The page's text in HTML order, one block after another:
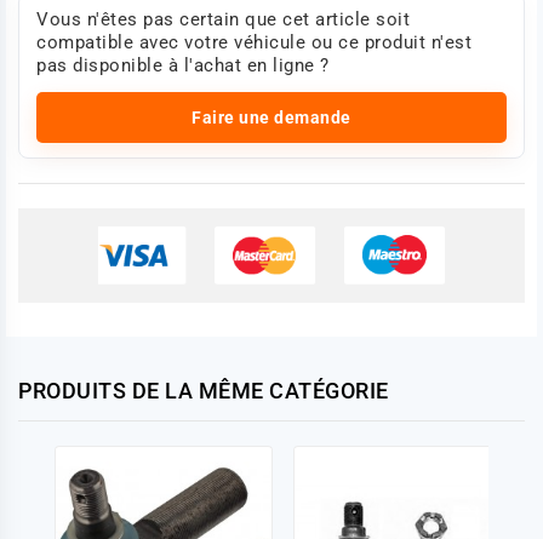
Vous n'êtes pas certain que cet article soit
compatible avec votre véhicule ou ce produit n'est
pas disponible à l'achat en ligne ?
Faire une demande
PRODUITS DE LA MÊME CATÉGORIE